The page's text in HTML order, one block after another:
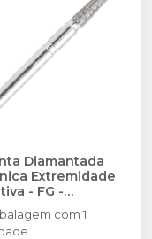
Diamantada
Extremidade
- FG -
com 1